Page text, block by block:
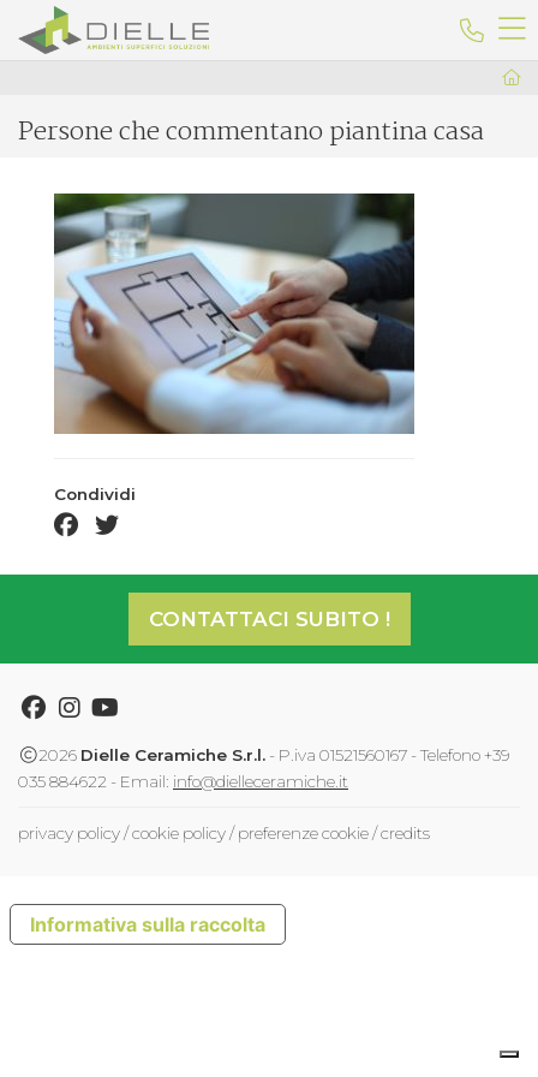
Dielle Ceramiche
Persone che commentano piantina casa
Condividi
facebook share
twitter share
CONTATTACI SUBITO !
Facebook
Instagram
Youtube
2026 Dielle Ceramiche S.r.l. - P.iva 01521560167 - Telefono +39
035 884622 - Email: info@dielleceramiche.it
privacy policy/cookie policy/preferenze cookie/credits
Informativa sulla raccolta